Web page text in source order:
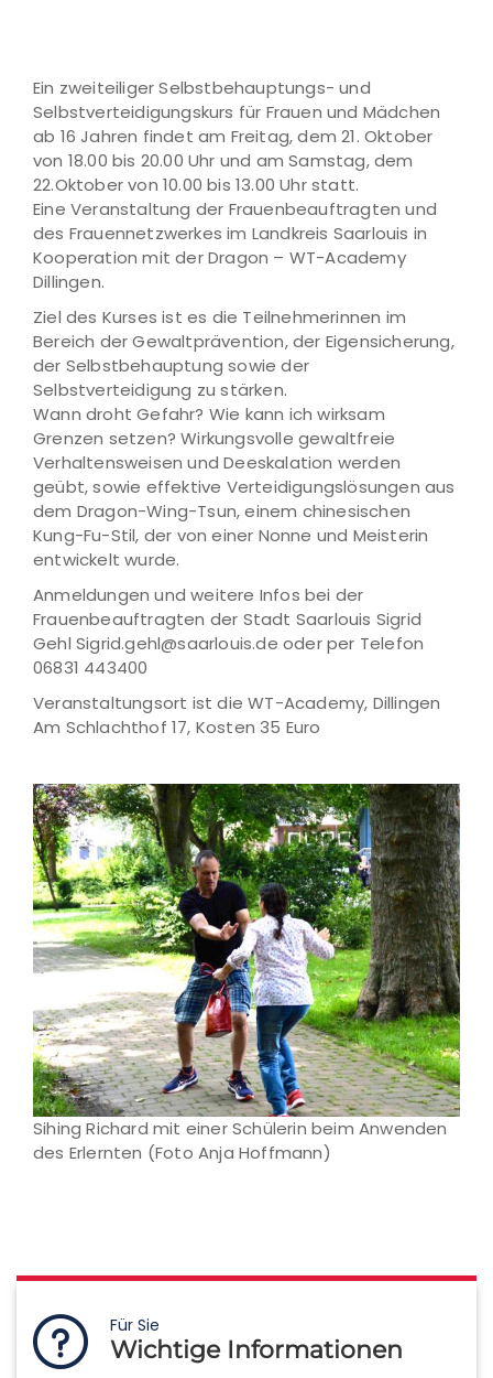
Ein zweiteiliger Selbstbehauptungs- und
Selbstverteidigungskurs für Frauen und Mädchen
ab 16 Jahren findet am Freitag, dem 21. Oktober
von 18.00 bis 20.00 Uhr und am Samstag, dem
22.Oktober von 10.00 bis 13.00 Uhr statt.
Eine Veranstaltung der Frauenbeauftragten und
des Frauennetzwerkes im Landkreis Saarlouis in
Kooperation mit der Dragon – WT-Academy
Dillingen.
Ziel des Kurses ist es die Teilnehmerinnen im
Bereich der Gewaltprävention, der Eigensicherung,
der Selbstbehauptung sowie der
Selbstverteidigung zu stärken.
Wann droht Gefahr? Wie kann ich wirksam
Grenzen setzen? Wirkungsvolle gewaltfreie
Verhaltensweisen und Deeskalation werden
geübt, sowie effektive Verteidigungslösungen aus
dem Dragon-Wing-Tsun, einem chinesischen
Kung-Fu-Stil, der von einer Nonne und Meisterin
entwickelt wurde.
Anmeldungen und weitere Infos bei der
Frauenbeauftragten der Stadt Saarlouis Sigrid
Gehl Sigrid.gehl@saarlouis.de oder per Telefon
06831 443400
Veranstaltungsort ist die WT-Academy, Dillingen
Am Schlachthof 17, Kosten 35 Euro
Sihing Richard mit einer Schülerin beim Anwenden
des Erlernten (Foto Anja Hoffmann)
Für Sie
Wichtige Informationen